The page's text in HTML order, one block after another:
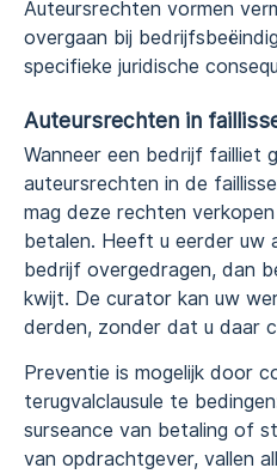
Auteursrechten vormen
overgaan bij
specifieke juridische
Auteursrechten in
Wanneer een bedrijf failliet
auteursrechten in de
mag deze rechten
betalen. Heeft u eerder uw
bedrijf overgedragen, dan
kwijt. De curator kan uw
derden, zonder dat u daar
Preventie is mogelijk door
terugvalclausule te
surseance van betaling of
van opdrachtgever, vallen